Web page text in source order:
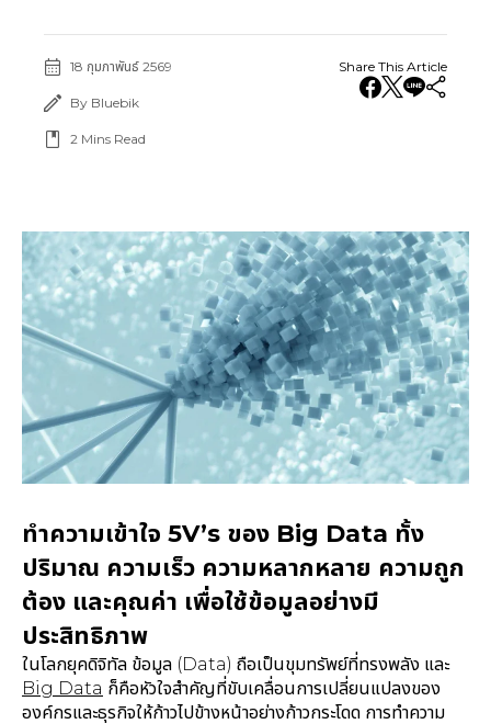
18 กุมภาพันธ์ 2569
By Bluebik
2 Mins Read
Share This Article
ทำความเข้าใจ 5V’s ของ Big Data ทั้ง
ปริมาณ ความเร็ว ความหลากหลาย ความถูก
ต้อง และคุณค่า เพื่อใช้ข้อมูลอย่างมี
ประสิทธิภาพ
ในโลกยุคดิจิทัล ข้อมูล (Data) ถือเป็นขุมทรัพย์ที่ทรงพลัง และ
Big Data ก็คือหัวใจสำคัญที่ขับเคลื่อนการเปลี่ยนแปลงของ
องค์กรและธุรกิจให้ก้าวไปข้างหน้าอย่างก้าวกระโดด การทำความ